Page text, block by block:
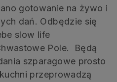
gotowanie na żywo i
dań. Odbędzie się
slow life
Pole. Będą
szparagowe prosto
przeprowadzą